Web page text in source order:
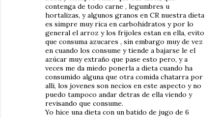
contenga de todo carne , legumbres u
hortalizas, y algunos granos en CR nuestra dieta
es simpre muy rica en carbohidratos y por lo
general el arroz y los frijoles estan en ella, evito
que consuma azucares , sin embargo muy de vez
en cuando los consume y tiende a bajarse le el
azúcar muy extraño que pase esto pero, y a
veces me da miedo ponerla a dieta cuando ha
consumido alguna que otra comida chatarra por
alli, los jovenes son necios en este aspecto y no
puedo tampoco andar detras de ella viendo y
revisando que consume.
Yo hice una dieta con un batido de jugo de 6